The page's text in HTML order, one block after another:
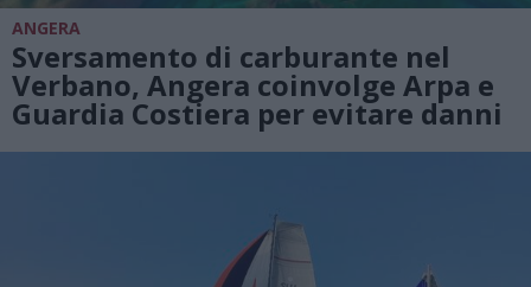
ANGERA
Sversamento di carburante nel
Verbano, Angera coinvolge Arpa e
Guardia Costiera per evitare danni